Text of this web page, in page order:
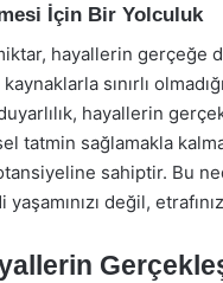
İçin Bir Yolculuk
hayallerin gerçeğe
sınırlı
hayallerin
tatmin sağlamakla
sahiptir. Bu
yaşamınızı değil,